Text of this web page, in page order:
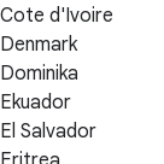
Cote d'Ivoire
Denmark
Dominika
Ekuador
El Salvador